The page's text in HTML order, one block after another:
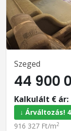
Szeged
44 900
Kalkulált € ár:
↓ Árváltozás!
916 327 Ft/m2